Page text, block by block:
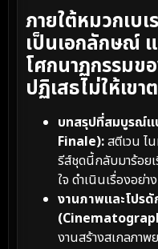
ภายใต้หมวกเบ
เป็นเอกลักษณ์
โศกนาฏกรรมข
ปฏิเสธไม่ให้เขา
บทสรุปที่สมบูรณ์
Finale):สตีเวน ไ
รีส์ชุดนี้กลับมาร้อย
ใจ ดำเนินเรื่องอย่า
งานภาพและโปร
งานสร้างสเกลภาพ